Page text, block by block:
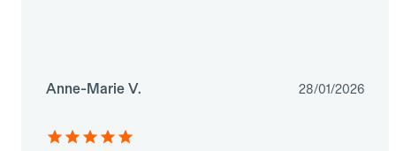
Anne-Marie V. 28/01/2026